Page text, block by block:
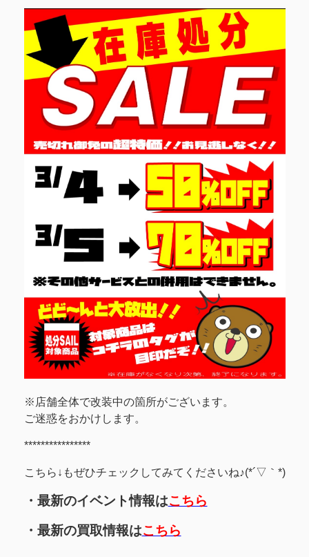
※店舗全体で改装中の箇所がございます。
ご迷惑をおかけします。
****************
こちら↓もぜひチェックしてみてくださいね♪(*´▽｀*)
・最新のイベント情報はこちら
・最新の買取情報はこちら